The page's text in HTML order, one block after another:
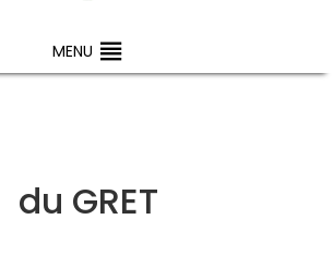
MENU
du GRET